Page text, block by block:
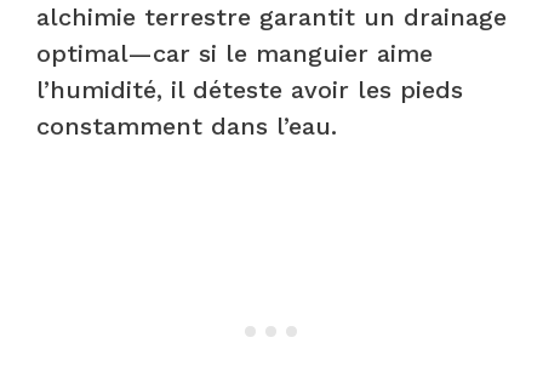
alchimie terrestre garantit un drainage
optimal—car si le manguier aime
l’humidité, il déteste avoir les pieds
constamment dans l’eau.